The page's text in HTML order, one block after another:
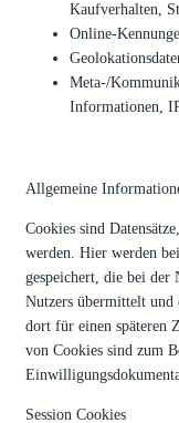
Kaufverhalten,
Online-
Meta-/
Informationen,
Allgemeine
Cookies sind
werden. Hier werden
gespeichert, die bei der
Nutzers übermittelt
dort für einen späteren
von Cookies sind zum
Session Cookies